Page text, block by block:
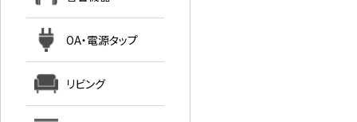
OA・電源タップ
リビング